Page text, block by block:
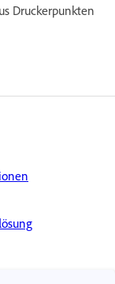
Druckerpunkten